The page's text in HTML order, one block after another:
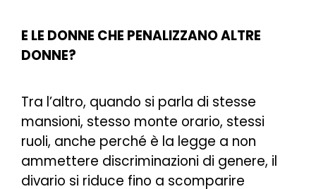
E LE DONNE CHE PENALIZZANO ALTRE
DONNE?
Tra l’altro, quando si parla di stesse
mansioni, stesso monte orario, stessi
ruoli, anche perché è la legge a non
ammettere discriminazioni di genere, il
divario si riduce fino a scomparire